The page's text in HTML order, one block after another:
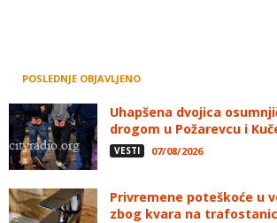
POSLEDNJE OBJAVLJENO
Uhapšena dvojica
drogom u Požarevcu i
VESTI 07/08/2026
Privremene poteškoće u
zbog kvara na